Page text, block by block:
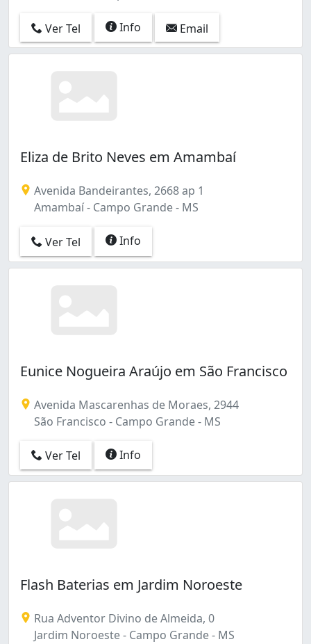
Ver Tel Info Email
Eliza de Brito Neves em Amambaí
Avenida Bandeirantes, 2668 ap 1
Amambaí - Campo Grande - MS
Ver Tel Info
Eunice Nogueira Araújo em São Francisco
Avenida Mascarenhas de Moraes, 2944
São Francisco - Campo Grande - MS
Ver Tel Info
Flash Baterias em Jardim Noroeste
Rua Adventor Divino de Almeida, 0
Jardim Noroeste - Campo Grande - MS